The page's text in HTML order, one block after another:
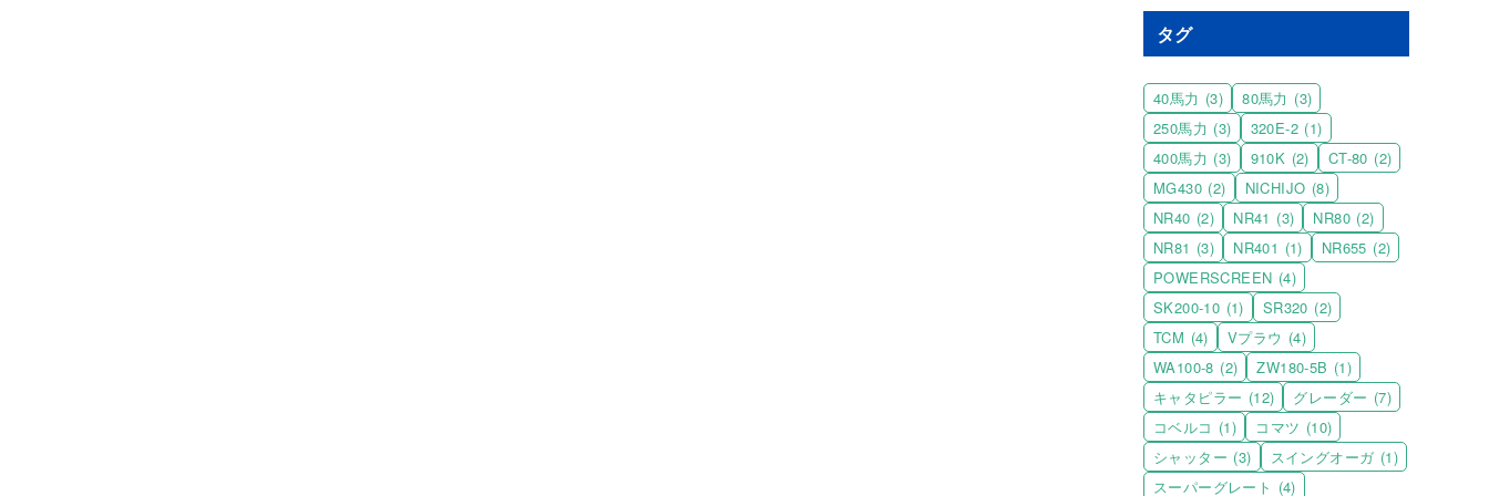
タグ
40馬力 (3) 80馬力 (3)
250馬力 (3) 320E-2 (1)
400馬力 (3) 910K (2) CT-80 (2)
MG430 (2) NICHIJO (8)
NR40 (2) NR41 (3) NR80 (2)
NR81 (3) NR401 (1) NR655 (2)
POWERSCREEN (4)
SK200-10 (1) SR320 (2)
TCM (4) Vプラウ (4)
WA100-8 (2) ZW180-5B (1)
キャタピラー (12) グレーダー (7)
コベルコ (1) コマツ (10)
シャッター (3) スイングオーガ (1)
スーパーグレート (4)